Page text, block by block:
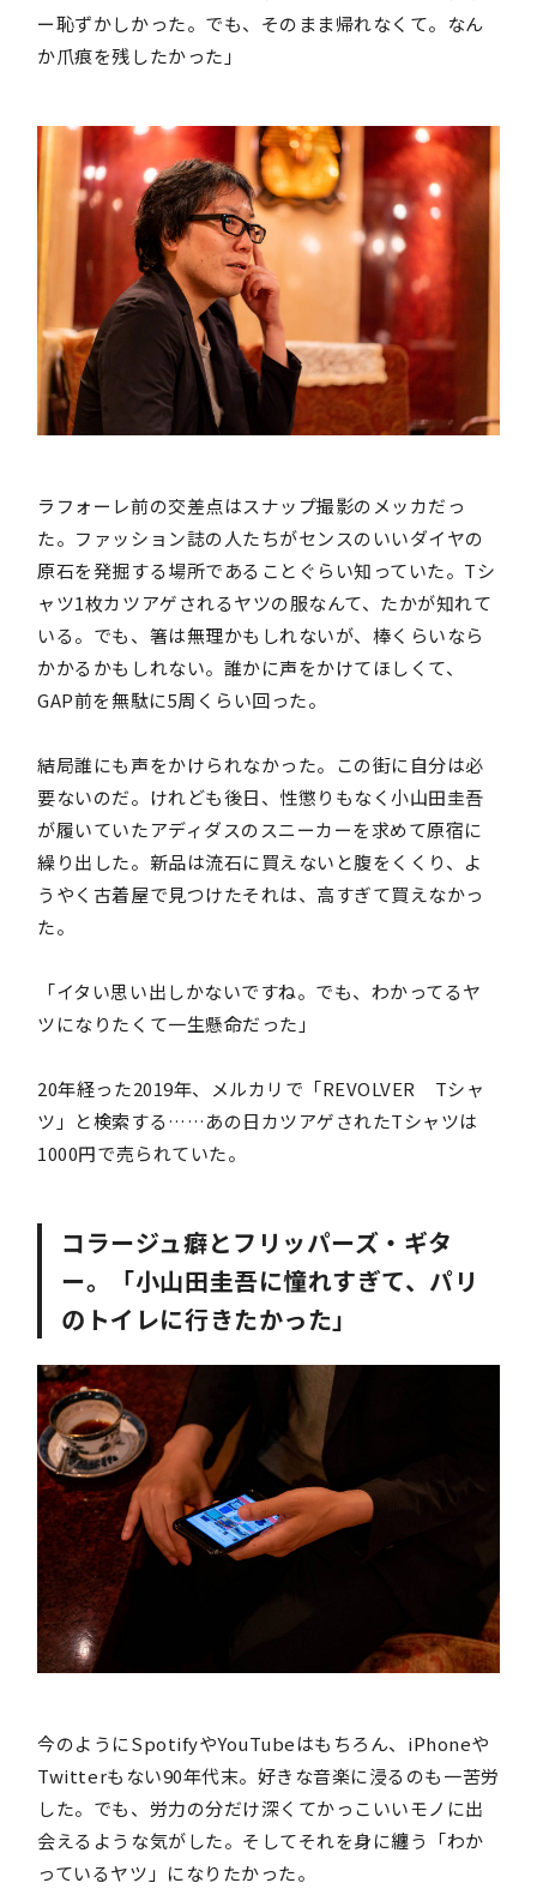
ー恥ずかしかった。でも、そのまま帰れなくて。なん
か爪痕を残したかった」
ラフォーレ前の交差点はスナップ撮影のメッカだっ
た。ファッション誌の人たちがセンスのいいダイヤの
原石を発掘する場所であることぐらい知っていた。Tシ
ャツ1枚カツアゲされるヤツの服なんて、たかが知れて
いる。でも、箸は無理かもしれないが、棒くらいなら
かかるかもしれない。誰かに声をかけてほしくて、
GAP前を無駄に5周くらい回った。
結局誰にも声をかけられなかった。この街に自分は必
要ないのだ。けれども後日、性懲りもなく小山田圭吾
が履いていたアディダスのスニーカーを求めて原宿に
繰り出した。新品は流石に買えないと腹をくくり、よ
うやく古着屋で見つけたそれは、高すぎて買えなかっ
た。
「イタい思い出しかないですね。でも、わかってるヤ
ツになりたくて一生懸命だった」
20年経った2019年、メルカリで「REVOLVER Tシャ
ツ」と検索する……あの日カツアゲされたTシャツは
1000円で売られていた。
コラージュ癖とフリッパーズ・ギタ
ー。「小山田圭吾に憧れすぎて、パリ
のトイレに行きたかった」
今のようにSpotifyやYouTubeはもちろん、iPhoneや
Twitterもない90年代末。好きな音楽に浸るのも一苦労
した。でも、労力の分だけ深くてかっこいいモノに出
会えるような気がした。そしてそれを身に纏う「わか
っているヤツ」になりたかった。